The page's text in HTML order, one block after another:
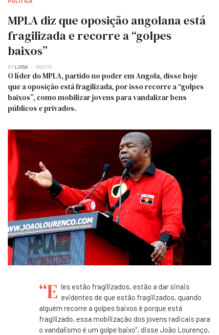
MPLA diz que oposição angolana está
fragilizada e recorre a “golpes
baixos”
BY LUISA ABR 05
O líder do MPLA, partido no poder em Angola, disse hoje
que a oposição está fragilizada, por isso recorre a “golpes
baixos”, como mobilizar jovens para vandalizar bens
públicos e privados.
“E les estão fragilizados, estão a dar sinais
evidentes de que estão fragilizados, quando
alguém recorre a golpes baixos é porque está
fragilizado, essa mobilização dos jovens radicais para
o vandalismo é um golpe baixo”, disse João Lourenço,